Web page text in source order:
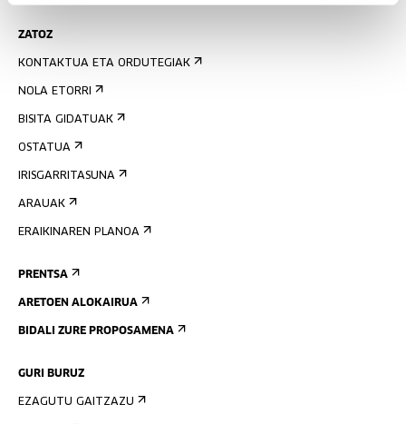
ZATOZ
KONTAKTUA ETA ORDUTEGIAK
NOLA ETORRI
BISITA GIDATUAK
OSTATUA
IRISGARRITASUNA
ARAUAK
ERAIKINAREN PLANOA
PRENTSA
ARETOEN ALOKAIRUA
BIDALI ZURE PROPOSAMENA
GURI BURUZ
EZAGUTU GAITZAZU